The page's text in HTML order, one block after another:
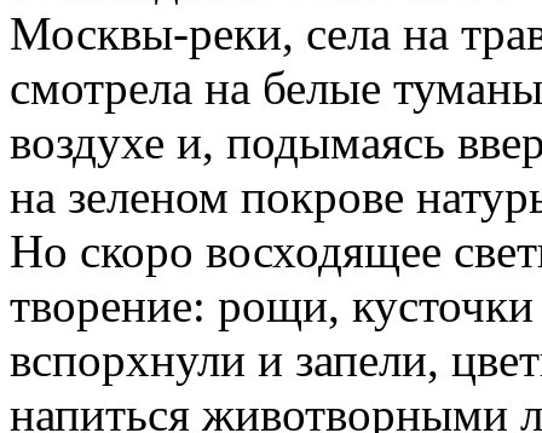
Москвы-реки, села на
смотрела на белые
воздухе и, подымаясь
на зеленом покрове
Но скоро восходящее
творение: рощи,
вспорхнули и запели,
напиться животворными